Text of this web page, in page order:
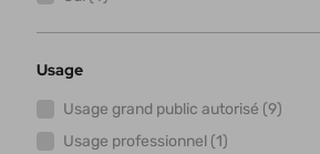
Usage
Usage grand public autorisé (9)
Usage professionnel (1)